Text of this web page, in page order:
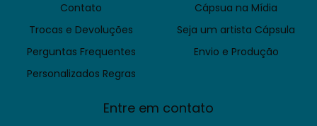
Contato
Trocas e Devoluções
Perguntas Frequentes
Personalizados Regras
Cápsua na Mídia
Seja um artista Cápsula
Envio e Produção
Entre em contato